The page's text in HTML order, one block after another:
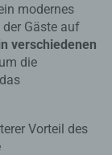
modernes
Gäste auf
verschiedenen
die
Vorteil des